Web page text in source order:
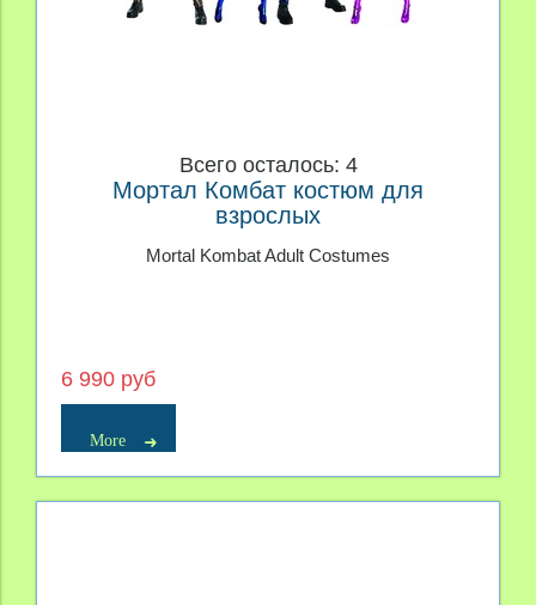
Всего осталось: 4
Мортал Комбат костюм для
взрослых
Mortal Kombat Adult Costumes
6 990 руб
More